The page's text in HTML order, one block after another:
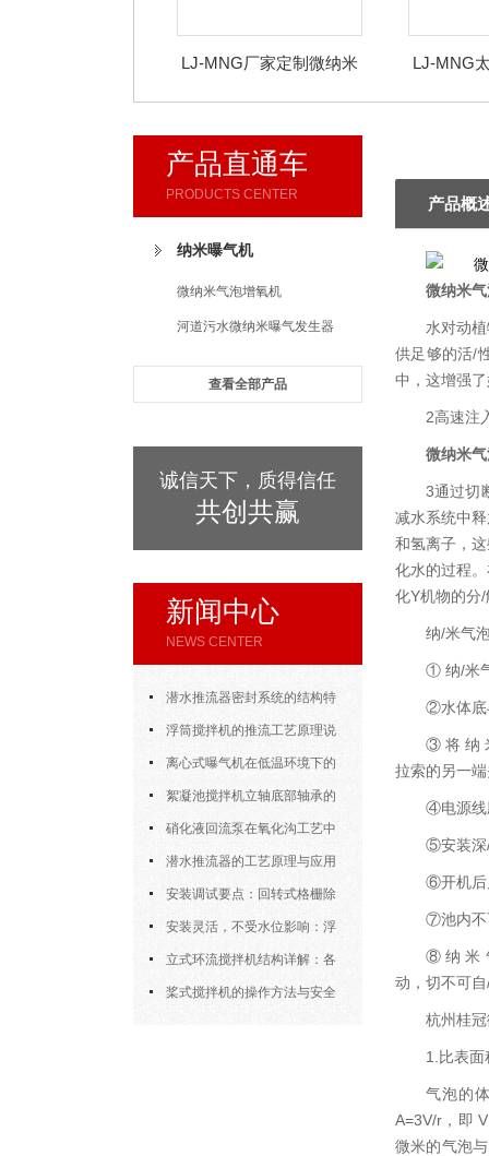
LJ-MNG厂家定制微纳米
LJ-MNG
产品直通车
PRODUCTS CENTER
纳米曝气机
微纳米气泡增氧机
河道污水微纳米曝气发生器
查看全部产品
诚信天下，质得信任
共创共赢
新闻中心
NEWS CENTER
潜水推流器密封系统的结构特
点与渗漏故障处理
浮筒搅拌机的推流工艺原理说
明 离心式曝气机在低温环境下的
运行特性与防冻措施
絮凝池搅拌机立轴底部轴承的
密封防水与免维护设计
硝化液回流泵在氧化沟工艺中
的布置位置对回流效果的影响
潜水推流器的工艺原理与应用
逻辑安装调试要点：回转式格栅除
污机的土建配合要求与水平度校准
安装灵活，不受水位影响：浮
筒式曝气机的结构优势与适用场景
立式环流搅拌机结构详解：各
部件的功能与协同
桨式搅拌机的操作方法与安全
产品概
微纳米
水对动
供足够的活/
中，这增强
2高速注
微纳米
3通过切
减水系统中
和氢离子，
化水的过程
化Y机物的分
纳/米气
① 纳/米
②水体底
③ 将 纳
拉索的另一
④电源线
⑤安装深
⑥开机后
⑦池内不
⑧ 纳 米
动，切不可
杭州桂
1.比表面
气泡的
A=3V/r，即
微米的气泡